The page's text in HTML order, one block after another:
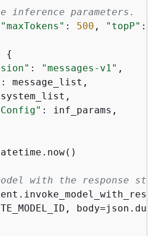
inference parameters.
"maxTokens" : 500 , "topP" :
{
: "messages-v1" ,
: message_list,
: inf_params,
with the response